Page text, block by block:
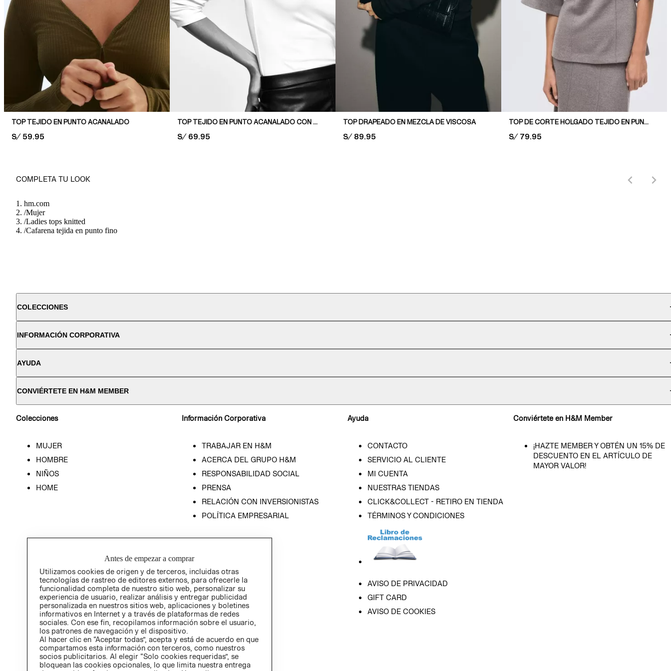
TOP TEJIDO EN PUNTO ACANALADO
PRICE:
S/ 59.95
TOP TEJIDO EN PUNTO ACANALADO CON RIBETE DE ENCAJE
PRICE:
S/ 69.95
TOP DRAPEADO EN MEZCLA DE VISCOSA
PRICE:
S/ 89.95
TOP DE CORTE HOLGADO TEJIDO EN PUNTO FINO
PRICE:
S/ 79.95
COMPLETA TU LOOK
hm.com
/Mujer
/Ladies tops knitted
/Cafarena tejida en punto fino
COLECCIONES
INFORMACIÓN CORPORATIVA
AYUDA
CONVIÉRTETE EN H&M MEMBER
Colecciones
MUJER
HOMBRE
NIÑOS
HOME
Información Corporativa
TRABAJAR EN H&M
ACERCA DEL GRUPO H&M
RESPONSABILIDAD SOCIAL
PRENSA
RELACIÓN CON INVERSIONISTAS
POLÍTICA EMPRESARIAL
Ayuda
CONTACTO
SERVICIO AL CLIENTE
MI CUENTA
NUESTRAS TIENDAS
CLICK&COLLECT - RETIRO EN TIENDA
TÉRMINOS Y CONDICIONES
AVISO DE PRIVACIDAD
GIFT CARD
AVISO DE COOKIES
Conviértete en H&M Member
¡HAZTE MEMBER Y OBTÉN UN 15% DE
DESCUENTO EN EL ARTÍCULO DE
MAYOR VALOR!
Antes de empezar a comprar
Utilizamos cookies de origen y de terceros, incluidas otras
tecnologías de rastreo de editores externos, para ofrecerle la
funcionalidad completa de nuestro sitio web, personalizar su
experiencia de usuario, realizar análisis y entregar publicidad
personalizada en nuestros sitios web, aplicaciones y boletines
informativos en Internet y a través de plataformas de redes
sociales. Con ese fin, recopilamos información sobre el usuario,
los patrones de navegación y el dispositivo.
Al hacer clic en “Aceptar todas”, acepta y está de acuerdo en que
compartamos esta información con terceros, como nuestros
socios publicitarios. Al elegir “Solo cookies requeridas”, se
bloquean las cookies opcionales, lo que limita nuestra entrega